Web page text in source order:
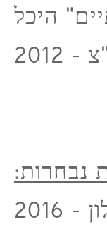
היכל
נבחרות
2016 - האסתטיקה של הניכור - גלריה סלון